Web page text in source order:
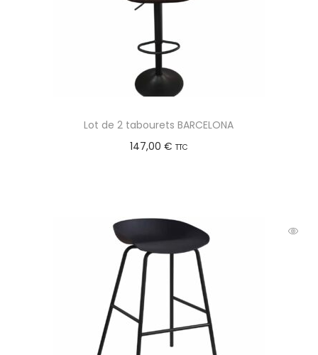
Lot de 2 tabourets BARCELONA
147,00 € TTC